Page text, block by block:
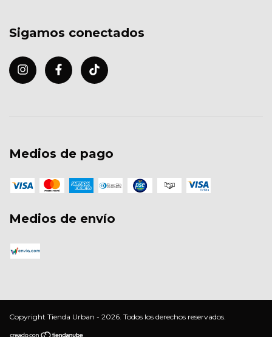
Sigamos conectados
Medios de pago
Medios de envío
Copyright Tienda Urban - 2026. Todos los derechos reservados.